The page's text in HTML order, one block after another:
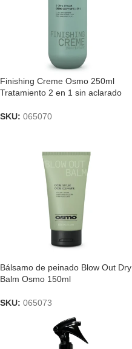
Finishing Creme Osmo 250ml
Tratamiento 2 en 1 sin aclarado
SKU: 065070
Bálsamo de peinado Blow Out Dry
Balm Osmo 150ml
SKU: 065073